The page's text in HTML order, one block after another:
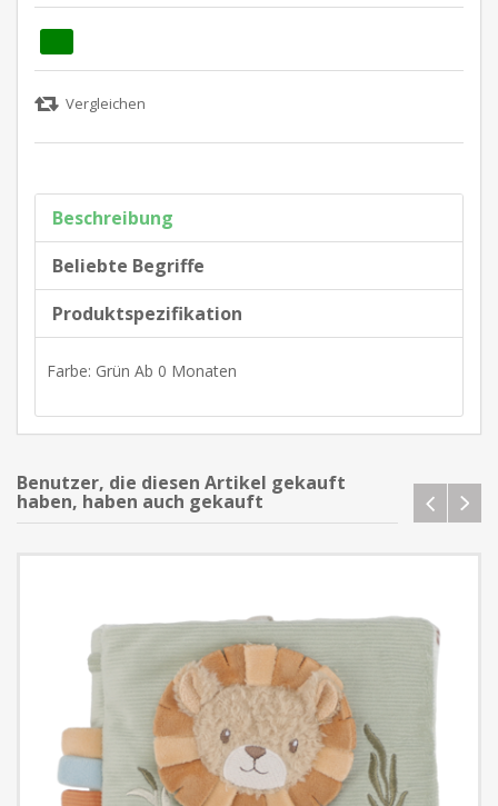
Beschreibung
Beliebte Begriffe
Produktspezifikation
Farbe: Grün Ab 0 Monaten
Benutzer, die diesen Artikel gekauft
haben, haben auch gekauft